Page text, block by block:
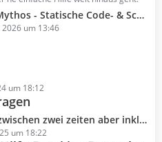
Code- & Scoping-Analyse für AutoIt 3
2026 um 13:46
um 18:12
zwei zeiten aber inklusive millisekunden
um 18:22